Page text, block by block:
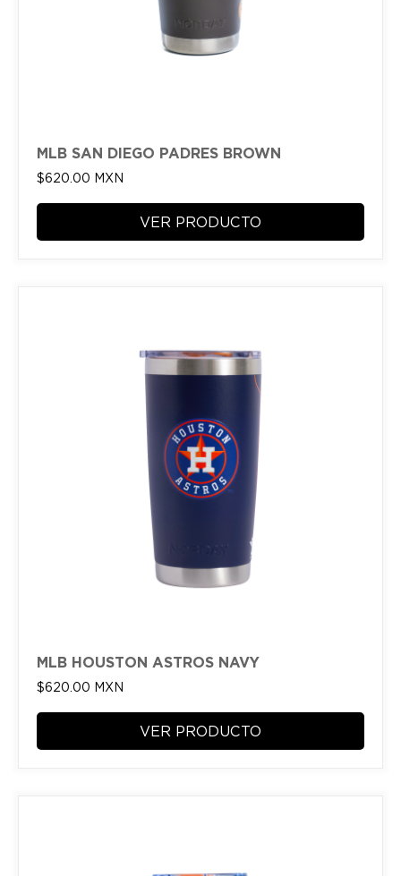
MLB SAN DIEGO PADRES BROWN
$620.00 MXN
VER PRODUCTO
MLB HOUSTON ASTROS NAVY
$620.00 MXN
VER PRODUCTO